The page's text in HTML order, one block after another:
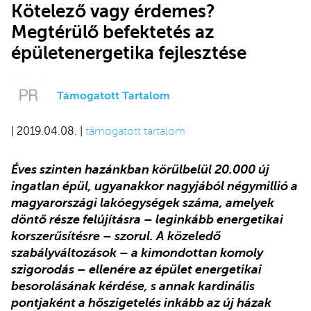
Kötelező vagy érdemes?
Megtérülő befektetés az
épületenergetika fejlesztése
Támogatott Tartalom
| 2019.04.08. | támogatott tartalom
Éves szinten hazánkban körülbelül 20.000 új
ingatlan épül, ugyanakkor nagyjából négymillió a
magyarországi lakóegységek száma, amelyek
döntő része felújításra – leginkább energetikai
korszerűsítésre – szorul. A közeledő
szabályváltozások – a kimondottan komoly
szigorodás – ellenére az épület energetikai
besorolásának kérdése, s annak kardinális
pontjaként a hőszigetelés inkább az új házak